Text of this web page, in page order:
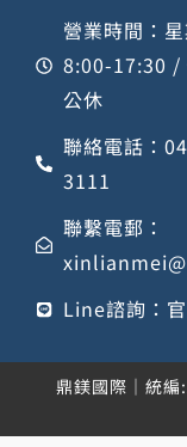
營業時間：
8:00-17:30 /
公休
聯絡電話：
3111
聯繫電郵：
Line諮詢：
鼎鎂國際｜統